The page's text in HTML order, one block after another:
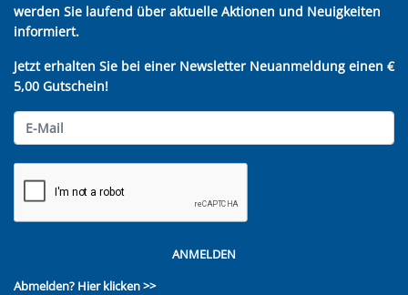
werden Sie laufend über aktuelle Aktionen und Neuigkeiten
informiert.
Jetzt erhalten Sie bei einer Newsletter Neuanmeldung einen €
5,00 Gutschein!
ANMELDEN
Abmelden? Hier klicken >>